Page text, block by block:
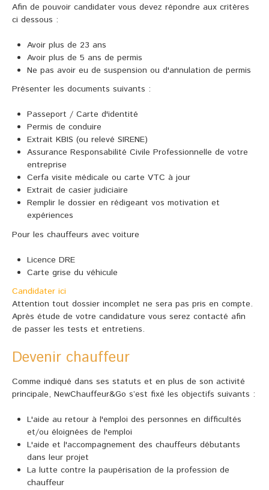
Afin de pouvoir candidater vous devez répondre aux critères
ci dessous :
Avoir plus de 23 ans
Avoir plus de 5 ans de permis
Ne pas avoir eu de suspension ou d'annulation de permis
Présenter les documents suivants :
Passeport / Carte d'identité
Permis de conduire
Extrait KBIS (ou relevé SIRENE)
Assurance Responsabilité Civile Professionnelle de votre
entreprise
Cerfa visite médicale ou carte VTC à jour
Extrait de casier judiciaire
Remplir le dossier en rédigeant vos motivation et
expériences
Pour les chauffeurs avec voiture
Licence DRE
Carte grise du véhicule
Candidater ici
Attention tout dossier incomplet ne sera pas pris en compte.
Après étude de votre candidature vous serez contacté afin
de passer les tests et entretiens.
Devenir chauffeur
Comme indiqué dans ses statuts et en plus de son activité
principale, NewChauffeur&Go s’est fixé les objectifs suivants :
L'aide au retour à l'emploi des personnes en difficultés
et/ou éloignées de l'emploi
L'aide et l'accompagnement des chauffeurs débutants
dans leur projet
La lutte contre la paupérisation de la profession de
chauffeur